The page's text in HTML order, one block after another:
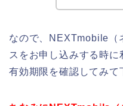
なので、NEXTmobile（
スをお申し込みする時
有効期限を確認してみて